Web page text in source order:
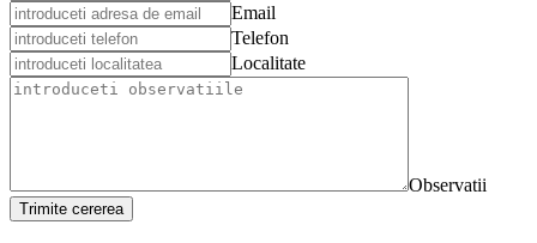
Email
Telefon
Localitate
Observatii
Trimite cererea